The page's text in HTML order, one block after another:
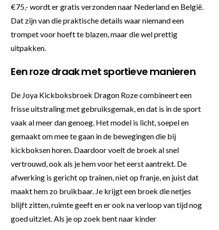
€75,- wordt er gratis verzonden naar Nederland en België.
Dat zijn van die praktische details waar niemand een
trompet voor hoeft te blazen, maar die wel prettig
uitpakken.
Een roze draak met sportieve manieren
De Joya Kickboksbroek Dragon Roze combineert een
frisse uitstraling met gebruiksgemak, en dat is in de sport
vaak al meer dan genoeg. Het model is licht, soepel en
gemaakt om mee te gaan in de bewegingen die bij
kickboksen horen. Daardoor voelt de broek al snel
vertrouwd, ook als je hem voor het eerst aantrekt. De
afwerking is gericht op trainen, niet op franje, en juist dat
maakt hem zo bruikbaar. Je krijgt een broek die netjes
blijft zitten, ruimte geeft en er ook na verloop van tijd nog
goed uitziet. Als je op zoek bent naar kinder